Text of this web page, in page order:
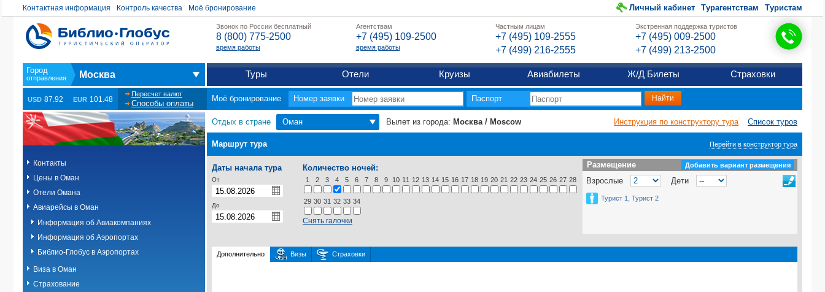
Контактная информация Контроль качества Моё бронирование Личный кабинет Турагентствам Туристам
Звонок по России бесплатный
8 (800) 775-2500
время работы
Агентствам
+7 (495) 109-2500
время работы
Частным лицам
+7 (495) 109-2555
+7 (499) 216-2555
Экстренная поддержка туристов
+7 (495) 009-2500
+7 (499) 213-2500
Москва Туры Отели Круизы Авиабилеты Ж/Д Билеты Страховки
USD 87.92 EUR 101.48
Пересчет валют
Способы оплаты
Моё бронирование Номер заявки Паспорт
Контакты
Цены в Оман
Отели Омана
Авиарейсы в Оман
Информация об Авиакомпаниях
Информация об Аэропортах
Библио-Глобус в Аэропортах
Виза в Оман
Страхование
Отдых в стране Оман Вылет из города: Москва / Moscow Инструкция по конструктору тура Список туров
Маршрут тура Перейти в конструктор тура
Даты начала тура
От
До
Размещение
Размещение Добавить вариант размещения
Взрослые Дети
Турист 1, Турист 2
Количество ночей:
1 2 3 4 5 6 7 8 9 10 11 12 13 14 15 16 17 18 19 20 21 22 23 24 25 26 27 28
29 30 31 32 33 34
Снять галочки
Дополнительно Визы Страховки